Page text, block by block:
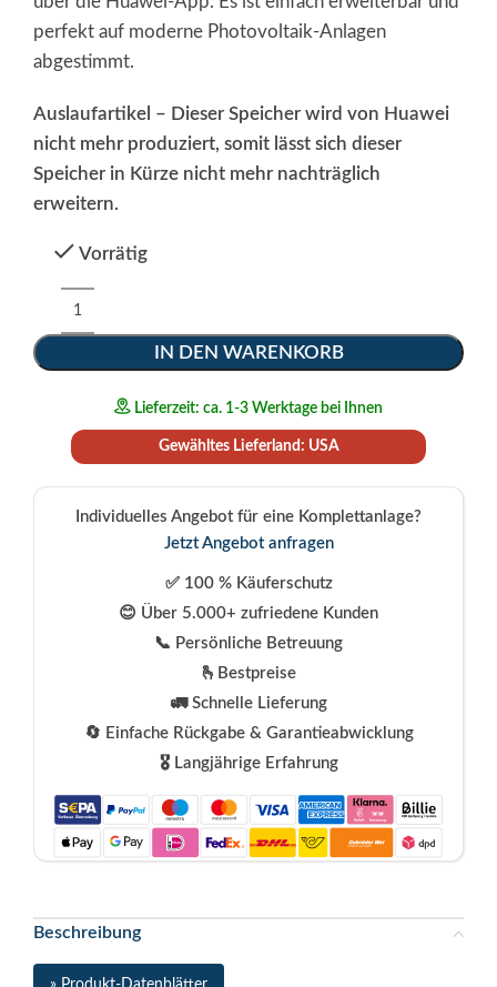
perfekt auf moderne Photovoltaik-Anlagen
abgestimmt.
Auslaufartikel – Dieser Speicher wird von Huawei
nicht mehr produziert, somit lässt sich dieser
Speicher in Kürze nicht mehr nachträglich
erweitern.
Vorrätig
IN DEN WARENKORB
Alternative:
Lieferzeit: ca. 1-3 Werktage bei Ihnen
Gewähltes Lieferland: USA
Individuelles Angebot für eine Komplettanlage?
Jetzt Angebot anfragen
✅ 100 % Käuferschutz
😊 Über 5.000+ zufriedene Kunden
📞 Persönliche Betreuung
🫰Bestpreise
🚛 Schnelle Lieferung
🔄 Einfache Rückgabe & Garantieabwicklung
🎖️ Langjährige Erfahrung
Beschreibung